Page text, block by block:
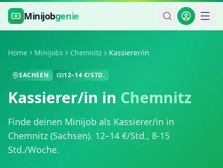
Zum Hauptinhalt springen
Minijobgenie
Home Minijobs Chemnitz Kassierer/in
SACHSEN 12–14 €/STD.
Kassierer/in in Chemnitz
Finde deinen Minijob als Kassierer/in in
Chemnitz (Sachsen). 12–14 €/Std., 8-15
Std./Woche.